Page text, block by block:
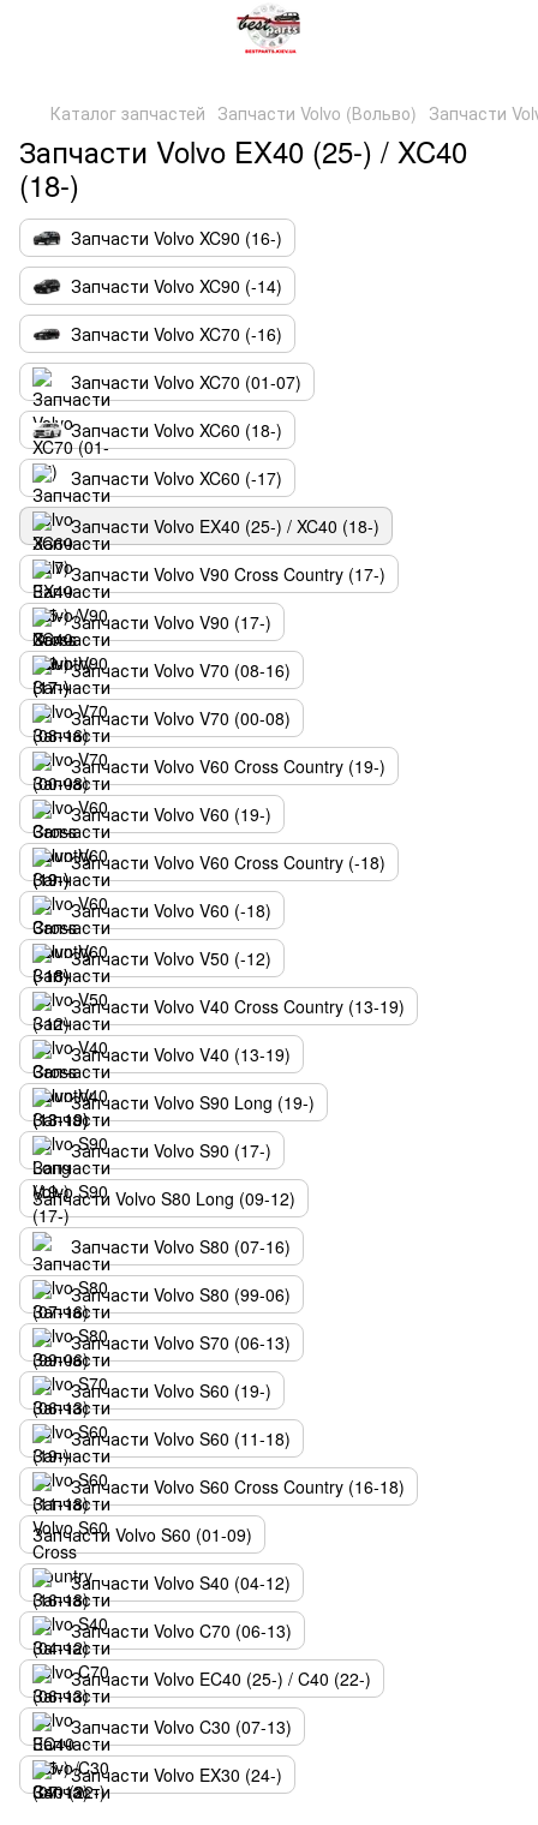
Каталог запчастей Запчасти Volvo (Вольво) Запчасти
Запчасти Volvo EX40 (25-) / XC40
(18-)
Запчасти Volvo XC90 (16-)
Запчасти Volvo XC90 (-14)
Запчасти Volvo XC70 (-16)
Запчасти Volvo XC70 (01-07)
Запчасти Volvo XC60 (18-)
Запчасти Volvo XC60 (-17)
Запчасти Volvo EX40 (25-) / XC40 (18-)
Запчасти Volvo V90 Cross Country (17-)
Запчасти Volvo V90 (17-)
Запчасти Volvo V70 (08-16)
Запчасти Volvo V70 (00-08)
Запчасти Volvo V60 Cross Country (19-)
Запчасти Volvo V60 (19-)
Запчасти Volvo V60 Cross Country (-18)
Запчасти Volvo V60 (-18)
Запчасти Volvo V50 (-12)
Запчасти Volvo V40 Cross Country (13-19)
Запчасти Volvo V40 (13-19)
Запчасти Volvo S90 Long (19-)
Запчасти Volvo S90 (17-)
Запчасти Volvo S80 Long (09-12)
Запчасти Volvo S80 (07-16)
Запчасти Volvo S80 (99-06)
Запчасти Volvo S70 (06-13)
Запчасти Volvo S60 (19-)
Запчасти Volvo S60 (11-18)
Запчасти Volvo S60 Cross Country (16-18)
Запчасти Volvo S60 (01-09)
Запчасти Volvo S40 (04-12)
Запчасти Volvo C70 (06-13)
Запчасти Volvo EC40 (25-) / C40 (22-)
Запчасти Volvo C30 (07-13)
Запчасти Volvo EX30 (24-)